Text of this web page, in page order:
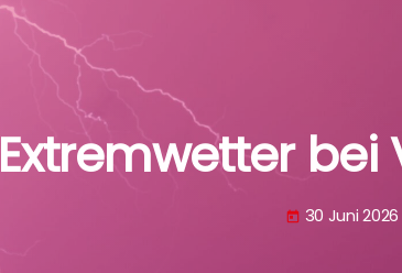
Extremwetter
today 30 Juni 2026